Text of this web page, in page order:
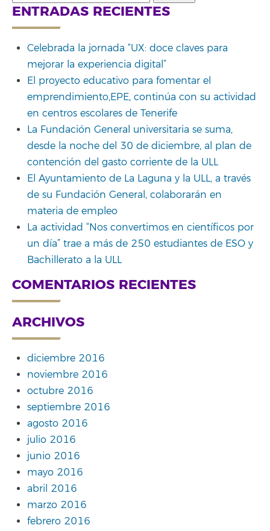
for:
ENTRADAS RECIENTES
Celebrada la jornada “UX: doce claves para
mejorar la experiencia digital”
El proyecto educativo para fomentar el
emprendimiento,EPE, continúa con su actividad
en centros escolares de Tenerife
La Fundación General universitaria se suma,
desde la noche del 30 de diciembre, al plan de
contención del gasto corriente de la ULL
El Ayuntamiento de La Laguna y la ULL, a través
de su Fundación General, colaborarán en
materia de empleo
La actividad “Nos convertimos en científicos por
un día” trae a más de 250 estudiantes de ESO y
Bachillerato a la ULL
COMENTARIOS RECIENTES
ARCHIVOS
diciembre 2016
noviembre 2016
octubre 2016
septiembre 2016
agosto 2016
julio 2016
junio 2016
mayo 2016
abril 2016
marzo 2016
febrero 2016